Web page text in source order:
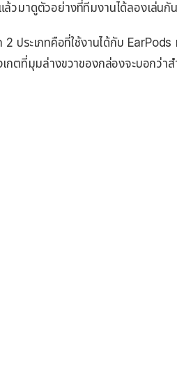
ล้วมาดูตัวอย่างที่ทีมงานได้ลองเล่นกั
2 ประเภทคือที่ใช้งานได้กับ
เกตที่มุมล่างขวาของกล่องจะบอกว่า